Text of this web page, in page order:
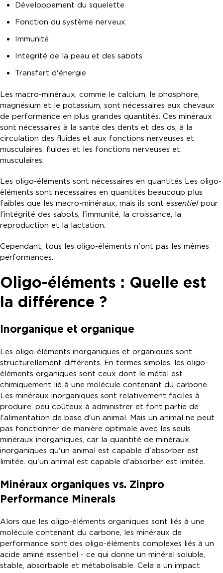
Développement du squelette
Fonction du système nerveux
Immunité
Intégrité de la peau et des sabots
Transfert d'énergie
Les macro-minéraux, comme le calcium, le phosphore,
magnésium et le potassium, sont nécessaires aux chevaux
de performance en plus grandes quantités. Ces minéraux
sont nécessaires à la santé des dents et des os, à la
circulation des fluides et aux fonctions nerveuses et
musculaires. fluides et les fonctions nerveuses et
musculaires.
Les oligo-éléments sont nécessaires en quantités Les oligo-
éléments sont nécessaires en quantités beaucoup plus
faibles que les macro-minéraux, mais ils sont essentielpour
l'intégrité des sabots, l'immunité, la croissance, la
reproduction et la lactation.
Cependant, tous les oligo-éléments n'ont pas les mêmes
performances.
Oligo-éléments : Quelle est
la différence ?
Inorganique et organique
Les oligo-éléments inorganiques et organiques sont
structurellement différents. En termes simples, les oligo-
éléments organiques sont ceux dont le métal est
chimiquement lié à une molécule contenant du carbone.
Les minéraux inorganiques sont relativement faciles à
produire, peu coûteux à administrer et font partie de
l'alimentation de base d'un animal. Mais un animal ne peut
pas fonctionner de manière optimale avec les seuls
minéraux inorganiques, car la quantité de minéraux
inorganiques qu'un animal est capable d'absorber est
limitée. qu'un animal est capable d'absorber est limitée.
Minéraux organiques vs. Zinpro
Performance Minerals
Alors que les oligo-éléments organiques sont liés à une
molécule contenant du carbone, les minéraux de
performance sont des oligo-éléments complexes liés à un
acide aminé essentiel - ce qui donne un minéral soluble,
stable, absorbable et métabolisable. Cela a un impact